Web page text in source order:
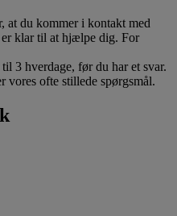
at du kommer i kontakt med
er klar til at hjælpe dig. For
3 hverdage, før du har et svar.
vores ofte stillede spørgsmål.